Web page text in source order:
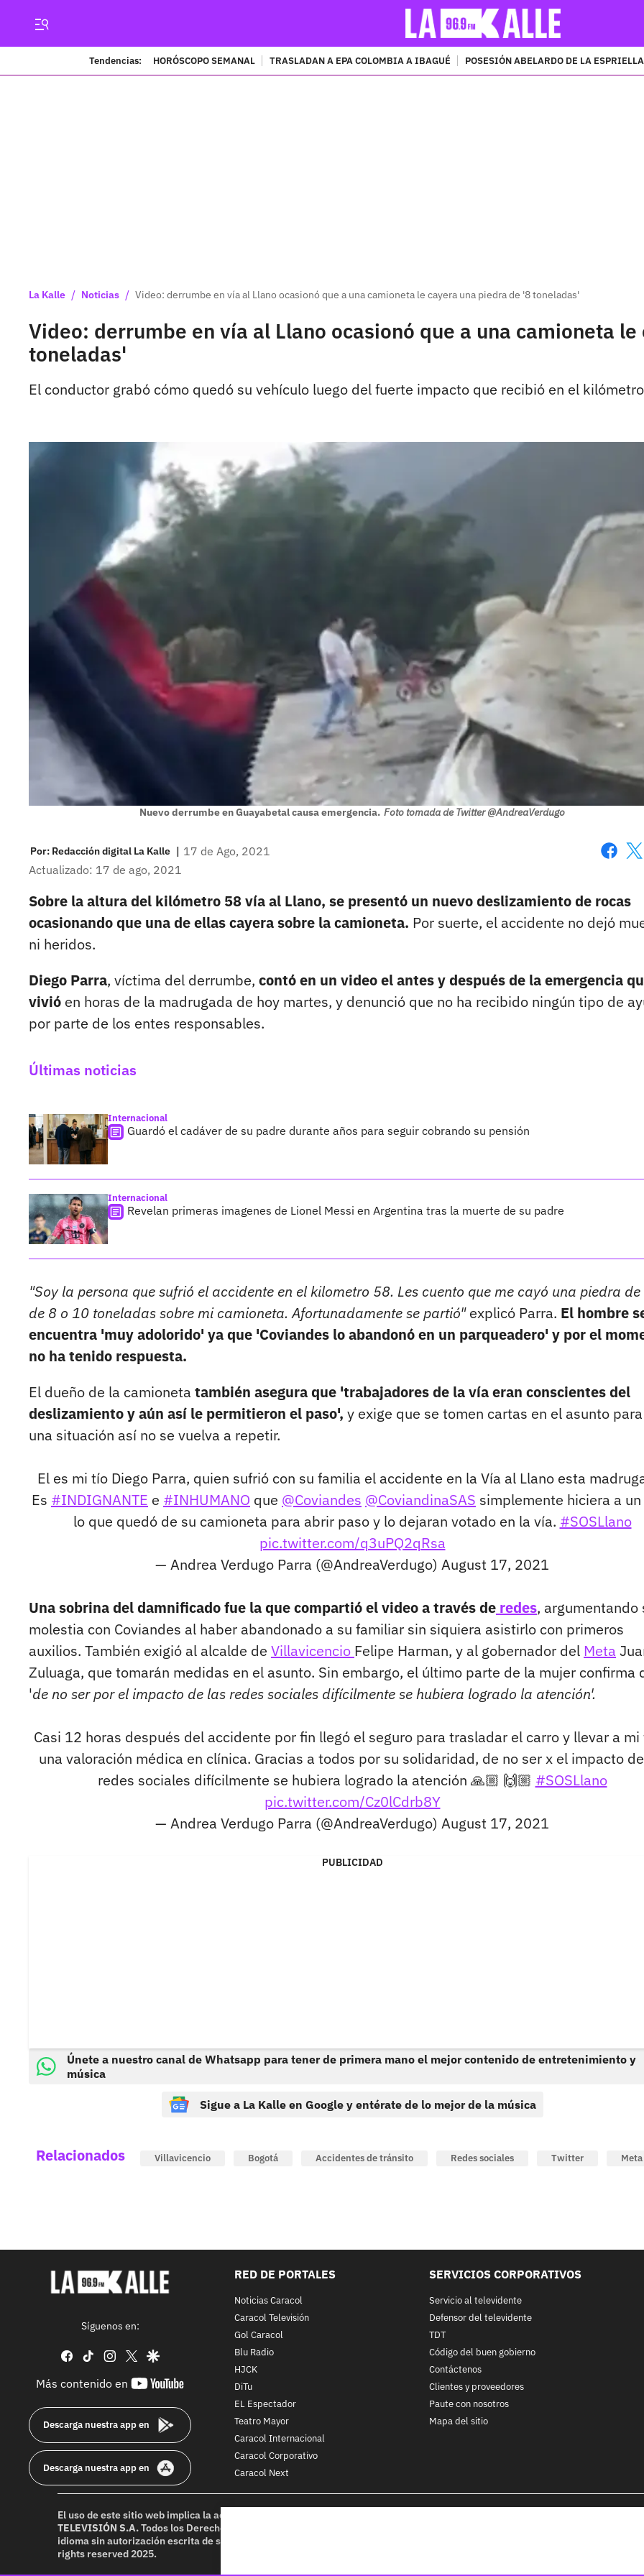
Tendencias: HORÓSCOPO SEMANAL TRASLADAN A EPA COLOMBIA A IBAGUÉ POSESIÓN ABELARDO DE LA ESPRIELLA
La Kalle / Noticias / Video: derrumbe en vía al Llano ocasionó que a una camioneta le cayera una piedra de '8 toneladas'
Video: derrumbe en vía al Llano ocasionó que a una camioneta
toneladas'
El conductor grabó cómo quedó su vehículo luego del fuerte impacto que recibió en el
Nuevo derrumbe en Guayabetal causa emergencia. Foto tomada de Twitter @AndreaVerdugo
Por: Redacción digital La Kalle | 17 de Ago, 2021
Actualizado: 17 de ago, 2021
Sobre la altura del kilómetro 58 vía al Llano, se presentó un nuevo deslizamiento de rocas
ocasionando que una de ellas cayera sobre la camioneta. Por suerte, el accidente no dejó
ni heridos.
Diego Parra, víctima del derrumbe, contó en un video el antes y después de la emergencia
vivió en horas de la madrugada de hoy martes, y denunció que no ha recibido ningún tipo de
por parte de los entes responsables.
Últimas noticias
Internacional
Guardó el cadáver de su padre durante años para seguir cobrando su pensión
Internacional
Revelan primeras imagenes de Lionel Messi en Argentina tras la muerte de su padre
"Soy la persona que sufrió el accidente en el kilometro 58. Les cuento que me cayó una piedra
de 8 o 10 toneladas sobre mi camioneta. Afortunadamente se partió"explicó Parra. El hombre
encuentra 'muy adolorido' ya que 'Coviandes lo abandonó en un parqueadero' y por el
no ha tenido respuesta.
El dueño de la camioneta también asegura que 'trabajadores de la vía eran conscientes del
deslizamiento y aún así le permitieron el paso', y exige que se tomen cartas en el asunto
una situación así no se vuelva a repetir.
El es mi tío Diego Parra, quien sufrió con su familia el accidente en la Vía al Llano esta
Es #INDIGNANTE e #INHUMANO que @Coviandes @CoviandinaSAS simplemente hiciera a
lo que quedó de su camioneta para abrir paso y lo dejaran votado en la vía. #SOSLlano
pic.twitter.com/q3uPQ2qRsa
— Andrea Verdugo Parra (@AndreaVerdugo) August 17, 2021
Una sobrina del damnificado fue la que compartió el video a través de redes, argumentando
molestia con Coviandes al haber abandonado a su familiar sin siquiera asistirlo con primeros
auxilios. También exigió al alcalde de Villavicencio Felipe Harman, y al gobernador del Meta
Zuluaga, que tomarán medidas en el asunto. Sin embargo, el último parte de la mujer confirma
'de no ser por el impacto de las redes sociales difícilmente se hubiera logrado la atención'.
Casi 12 horas después del accidente por fin llegó el seguro para trasladar el carro y llevar a mi
una valoración médica en clínica. Gracias a todos por su solidaridad, de no ser x el impacto
redes sociales difícilmente se hubiera logrado la atención 🙏🏼 🙌🏼 #SOSLlano
pic.twitter.com/Cz0lCdrb8Y
— Andrea Verdugo Parra (@AndreaVerdugo) August 17, 2021
PUBLICIDAD
Únete a nuestro canal de Whatsapp para tener de primera mano el mejor contenido de entretenimiento y
música
Sigue a La Kalle en Google y entérate de lo mejor de la música
Relacionados Villavicencio Bogotá Accidentes de tránsito Redes sociales Twitter Meta
Síguenos en:
facebook
tiktok instagram
twittergoogle
Más contenido en
youtube-
Descarga nuestra app en
Descarga nuestra app en
RED DE PORTALES
Noticias Caracol
Caracol Televisión
Gol Caracol
Blu Radio
HJCK
DiTu
EL Espectador
Teatro Mayor
Caracol Internacional
Caracol Corporativo
Caracol Next
SERVICIOS CORPORATIVOS
Servicio al televidente
Defensor del televidente
TDT
Código del buen gobierno
Contáctenos
Clientes y proveedores
Paute con nosotros
Mapa del sitio
El uso de este sitio web implica la aceptación de los
TELEVISIÓN S.A.Todos los Derechos Reservados D.R.A. Prohibida su reproducción total o parcial, así como su traducción a
idioma sin autorización escrita de su titular. Reproduction in whole or in part, or translation without written permission is
rights reserved 2025.